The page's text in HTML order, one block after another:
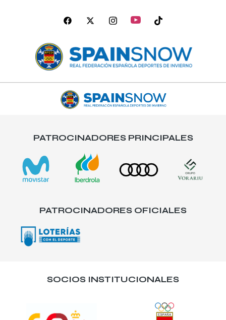
PATROCINADORES PRINCIPALES
PATROCINADORES OFICIALES
SOCIOS INSTITUCIONALES